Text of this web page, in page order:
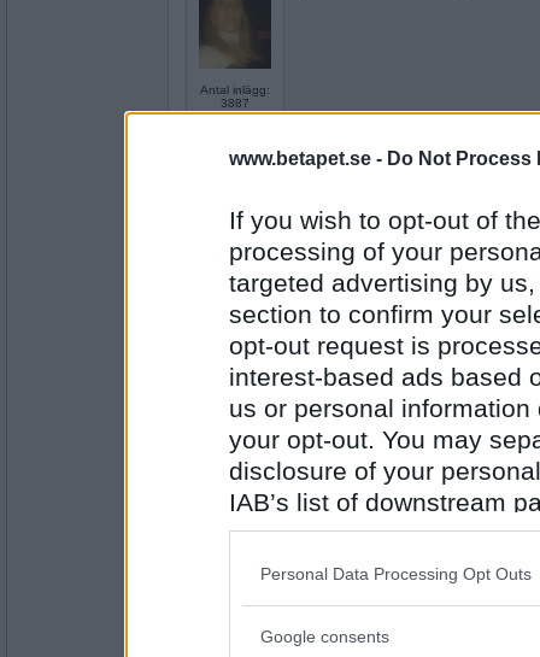
www.betapet.se - Do Not Process
If you wish to opt-out of
processing of your
targeted advertising by
section to confirm your
opt-out request is
interest-based ads based
us or personal
your opt-out. You may
disclosure of your
IAB’s list of downstream
also be disclosed by us
Downstream Participants
Please note that this
Personal Data Processing Opt Outs
Google consents
Antal inlägg:
3887
Antal inlägg: 533
Idag blir det minestronesoppa.
micro113
Antal inlägg:
17542
Jag skulle ha fixat Skomakarlåda,
det ärtsoppa istället.